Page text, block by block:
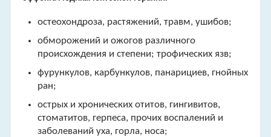
остеохондроза, растяжений, травм, ушибов;
обморожений и ожогов различного
происхождения и степени; трофических язв;
фурункулов, карбункулов, панарициев, гнойных
ран;
острых и хронических отитов, гингивитов,
стоматитов, герпеса, прочих воспалений и
заболеваний уха, горла, носа;